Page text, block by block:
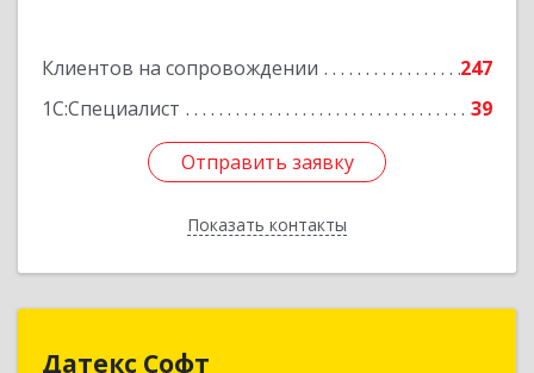
Клиентов на сопровождении
247
1С:Специалист
39
Отправить заявку
Показать контакты
Отправить заявку
Назад
Датекс Софт